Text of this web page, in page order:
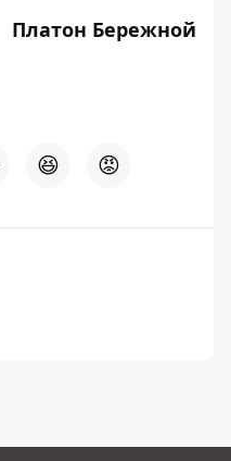
Платон Бережной
😆 😡